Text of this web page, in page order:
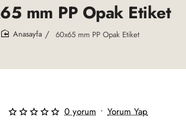
mm PP Opak Etiket
60x65 mm PP Opak Etiket
0 yorum • Yorum Yap